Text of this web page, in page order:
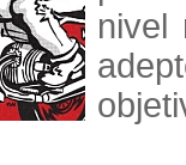
nivel